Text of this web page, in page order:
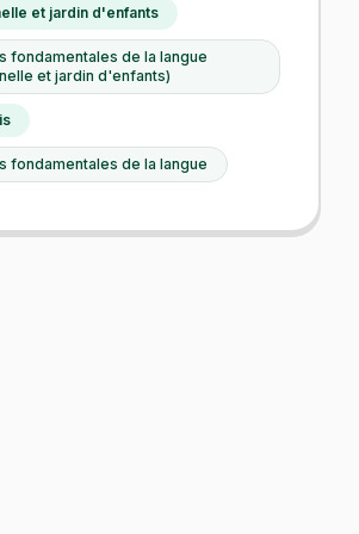
et jardin d'enfants
fondamentales de la langue
et jardin d'enfants)
fondamentales de la langue